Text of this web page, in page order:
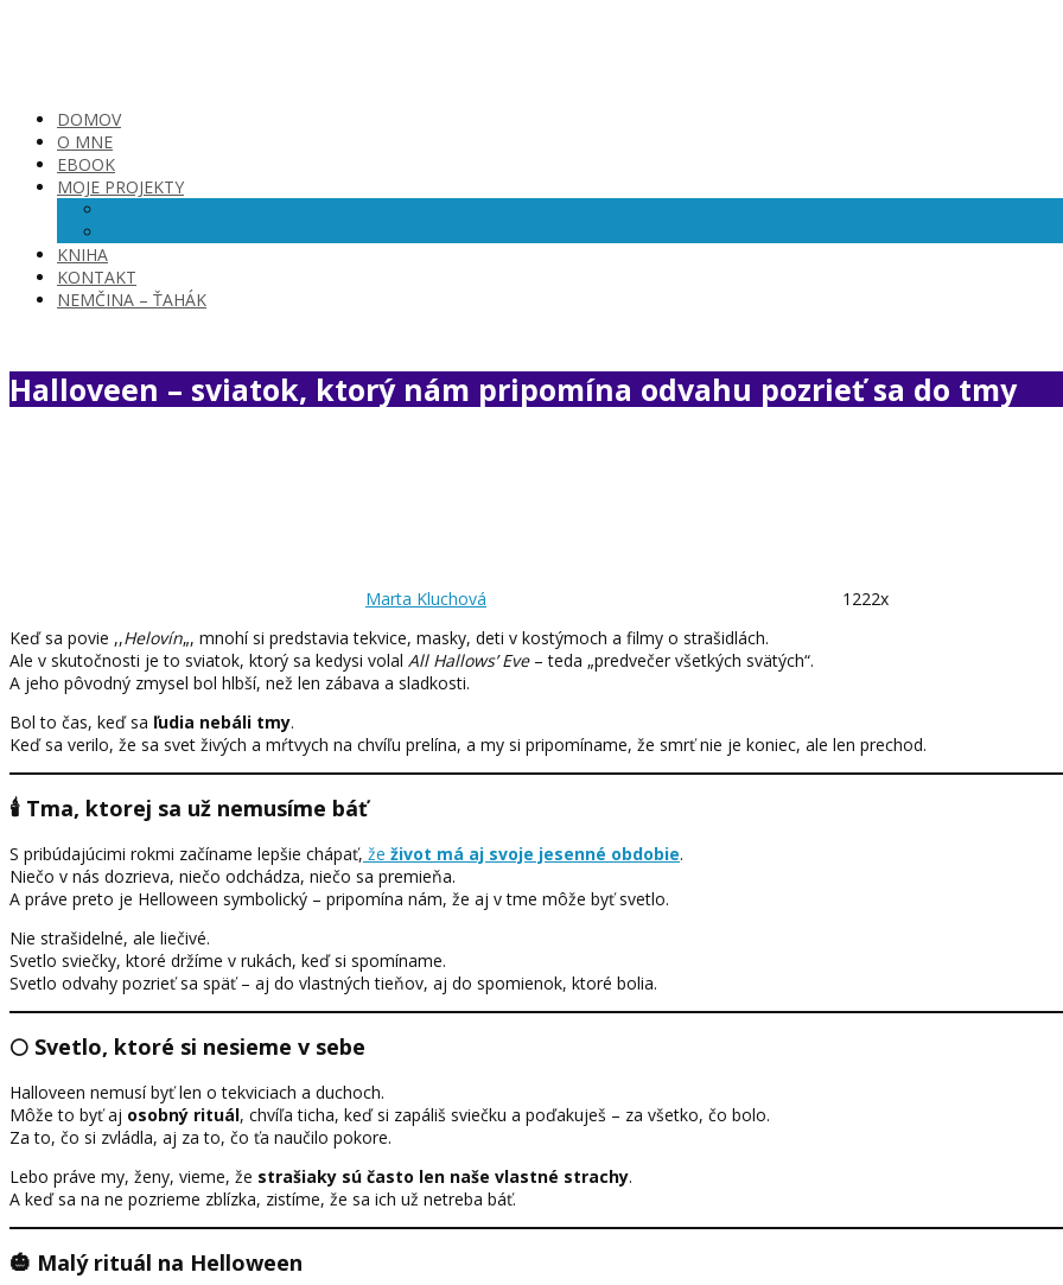
DOMOV
O MNE
EBOOK
MOJE PROJEKTY
KNIHA
KONTAKT
NEMČINA – ŤAHÁK
Halloveen – sviatok, ktorý nám pripomína odvahu pozrieť sa do tmy
Marta Kluchová
1222x
Keď sa povie ,,Helovín„, mnohí si predstavia tekvice, masky, deti v kostýmoch a filmy o strašidlách.
Ale v skutočnosti je to sviatok, ktorý sa kedysi volal All Hallows’ Eve– teda „predvečer všetkých svätých“.
A jeho pôvodný zmysel bol hlbší, než len zábava a sladkosti.
Bol to čas, keď sa ľudia nebáli tmy.
Keď sa verilo, že sa svet živých a mŕtvych na chvíľu prelína, a my si pripomíname, že smrť nie je koniec, ale len prechod.
🕯️ Tma, ktorej sa už nemusíme báť
S pribúdajúcimi rokmi začíname lepšie chápať, že život má aj svoje jesenné obdobie.
Niečo v nás dozrieva, niečo odchádza, niečo sa premieňa.
A práve preto je Helloween symbolický – pripomína nám, že aj v tme môže byť svetlo.
Nie strašidelné, ale liečivé.
Svetlo sviečky, ktoré držíme v rukách, keď si spomíname.
Svetlo odvahy pozrieť sa späť – aj do vlastných tieňov, aj do spomienok, ktoré bolia.
🌕 Svetlo, ktoré si nesieme v sebe
Halloveen nemusí byť len o tekviciach a duchoch.
Môže to byť aj osobný rituál, chvíľa ticha, keď si zapáliš sviečku a poďakuješ – za všetko, čo bolo.
Za to, čo si zvládla, aj za to, čo ťa naučilo pokore.
Lebo práve my, ženy, vieme, že strašiaky sú často len naše vlastné strachy.
A keď sa na ne pozrieme zblízka, zistíme, že sa ich už netreba báť.
🎃 Malý rituál na Helloween